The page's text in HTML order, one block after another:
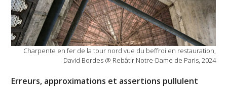
Charpente en fer de la tour nord vue du beffroi en restauration,
David Bordes @ Rebâtir Notre-Dame de Paris, 2024
Erreurs, approximations et assertions pullulent